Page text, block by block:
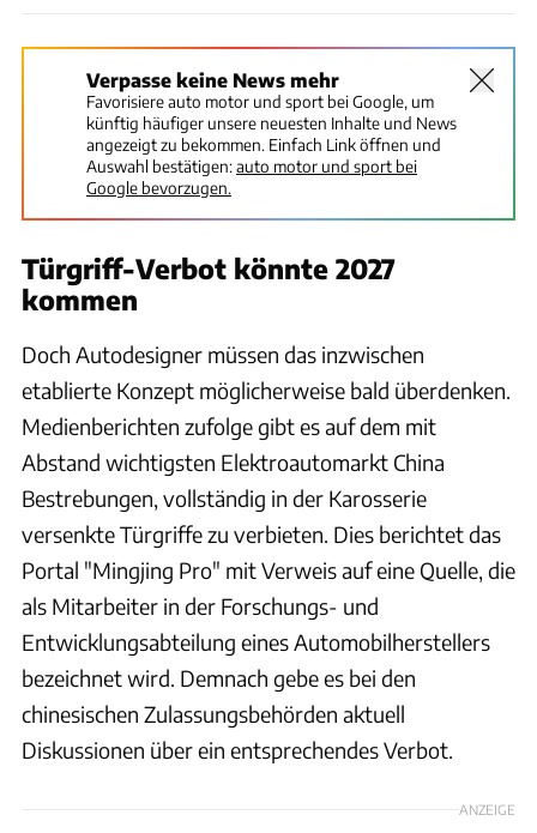
Verpasse keine News mehr
Favorisiere auto motor und sport bei Google, um
künftig häufiger unsere neuesten Inhalte und News
angezeigt zu bekommen. Einfach Link öffnen und
Auswahl bestätigen:auto motor und sport bei
Google bevorzugen.
Türgriff-Verbot könnte 2027
kommen
Doch Autodesigner müssen das inzwischen
etablierte Konzept möglicherweise bald überdenken.
Medienberichten zufolge gibt es auf dem mit
Abstand wichtigsten Elektroautomarkt China
Bestrebungen, vollständig in der Karosserie
versenkte Türgriffe zu verbieten. Dies berichtet das
Portal "Mingjing Pro" mit Verweis auf eine Quelle, die
als Mitarbeiter in der Forschungs- und
Entwicklungsabteilung eines Automobilherstellers
bezeichnet wird. Demnach gebe es bei den
chinesischen Zulassungsbehörden aktuell
Diskussionen über ein entsprechendes Verbot.
ANZEIGE